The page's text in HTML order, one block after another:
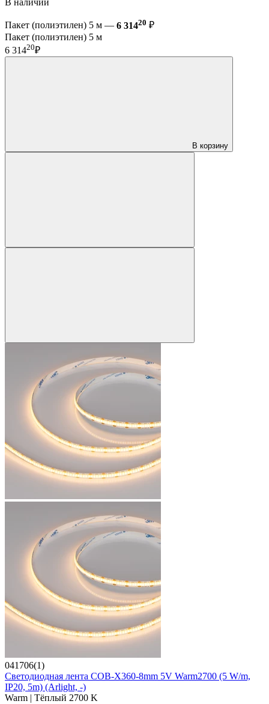
В наличии
Пакет (полиэтилен) 5 м — 6 31420 ₽
Пакет (полиэтилен) 5 м
6 31420₽
В корзину
041706(1)
Светодиодная лента COB-X360-8mm 5V Warm2700 (5 W/m,
IP20, 5m) (Arlight, -)
Warm | Тёплый 2700 K